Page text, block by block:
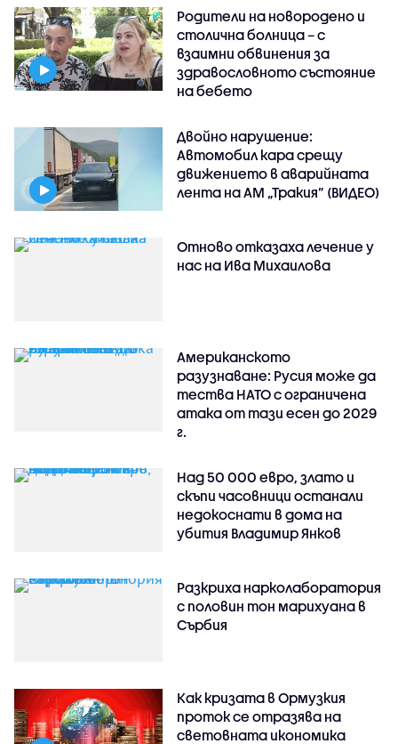
Родители на новородено и
столична болница – с
взаимни обвинения за
здравословното състояние
на бебето
Двойно нарушение:
Автомобил кара срещу
движението в аварийната
лента на АМ „Тракия” (ВИДЕО)
Отново отказаха лечение у
нас на Ива Михаилова
Американското
разузнаване: Русия може да
тества НАТО с ограничена
атака от тази есен до 2029
г.
Над 50 000 евро, злато и
скъпи часовници останали
недокоснати в дома на
убития Владимир Янков
Разкриха нарколаборатория
с половин тон марихуана в
Сърбия
Как кризата в Ормузкия
проток се отразява на
световната икономика